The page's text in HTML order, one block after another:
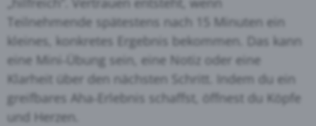
Teilnehmende spätestens nach 15 Minuten ein
kleines, konkretes Ergebnis bekommen. Das kann
eine Mini‑Übung sein, eine Notiz oder eine
Klarheit über den nächsten Schritt. Indem du ein
greifbares Aha‑Erlebnis schaffst, öffnest du Köpfe
und Herzen.